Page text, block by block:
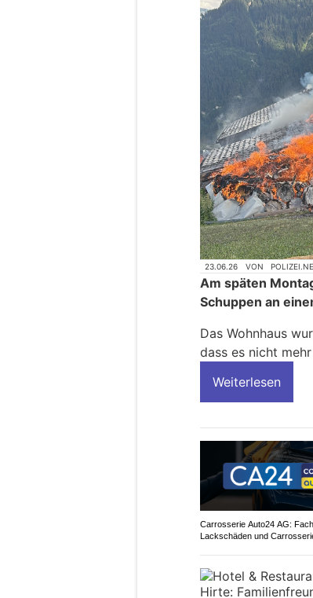
23.06.26 VON
Am späten
Schuppen an
Das Wohnhaus
dass es nicht
Weiterlesen
Carrosserie Auto24 AG:
Lackschäden und